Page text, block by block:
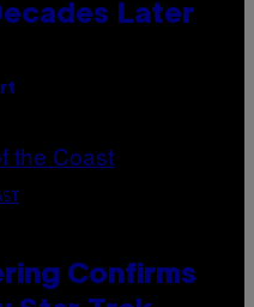
Later
Confirms